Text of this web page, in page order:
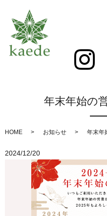
年末年始の
HOME お知らせ 年末年
2024/12/20